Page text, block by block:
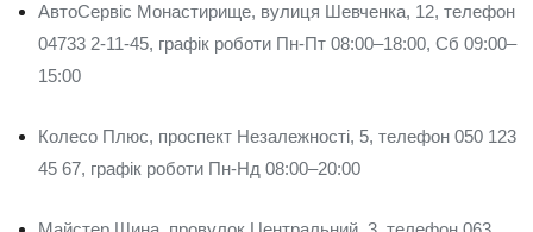
АвтоСервіс Монастирище, вулиця Шевченка, 12, телефон
04733 2-11-45, графік роботи Пн-Пт 08:00–18:00, Сб 09:00–
15:00
Колесо Плюс, проспект Незалежності, 5, телефон 050 123
45 67, графік роботи Пн-Нд 08:00–20:00